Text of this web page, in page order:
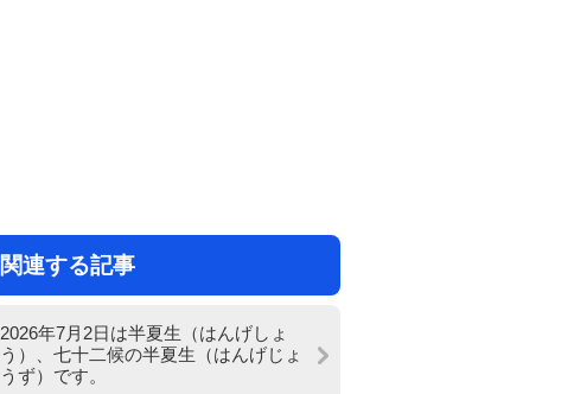
関連する記事
2026年7月2日は半夏生（はんげしょ
う）、七十二候の半夏生（はんげじょ
うず）です。